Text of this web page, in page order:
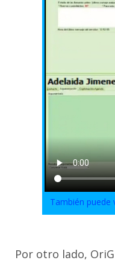
También
Por otro lado,